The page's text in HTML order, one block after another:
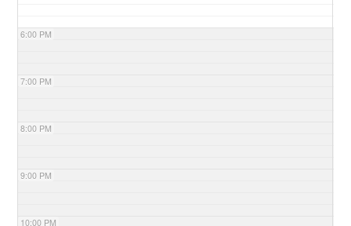
6:00 PM
7:00 PM
8:00 PM
9:00 PM
10:00 PM